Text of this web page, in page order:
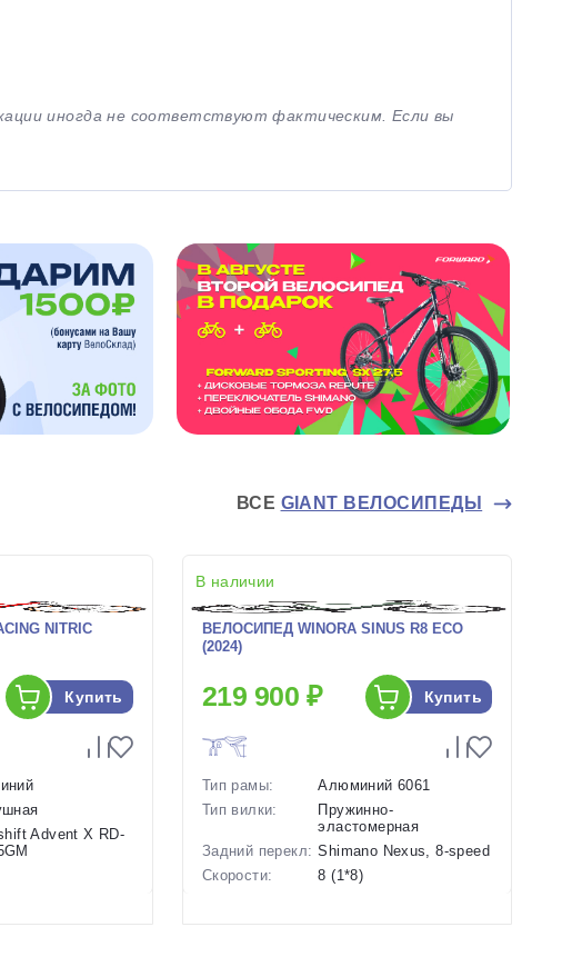
иногда не соответствуют фактическим. Если вы
ВСЕ GIANT ВЕЛОСИПЕДЫ
NITRIC
Купить
Advent X RD-
В наличии
ВЕЛОСИПЕД WINORA SINUS R8 ECO
(2024)
219 900 ₽ Купить
Тип рамы:
Алюминий 6061
Тип вилки:
Пружинно-
эластомерная
Задний перекл: Shimano Nexus, 8-speed
Скорости:
8 (1*8)